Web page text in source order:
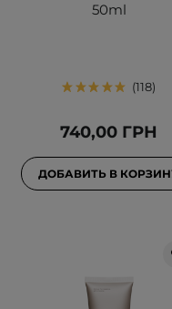
50ml
118
740,00 ГРН
ДОБАВИТЬ В